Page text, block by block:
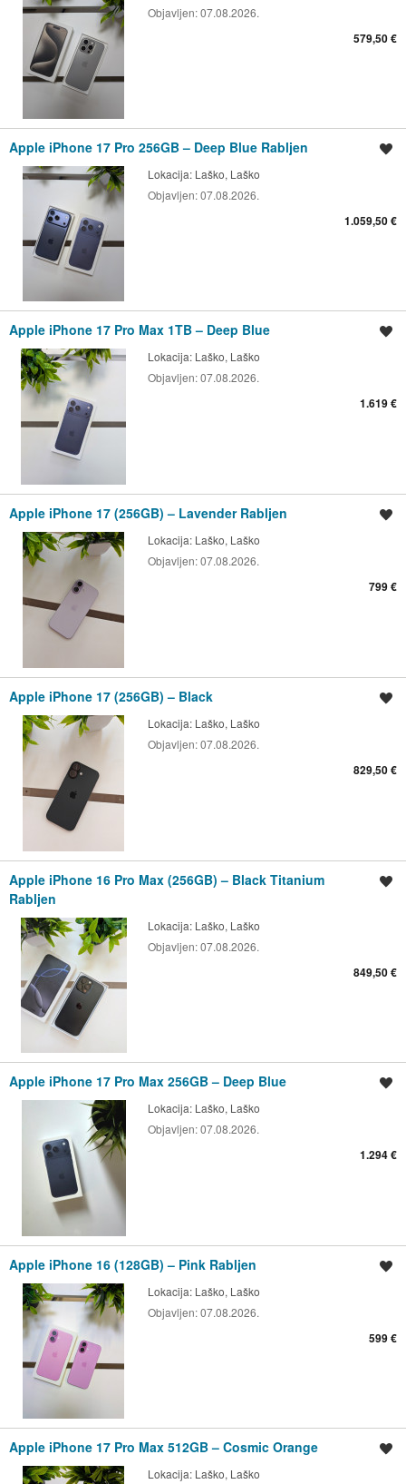
Objavljen:07.08.2026.
579,50 €
Apple iPhone 17 Pro 256GB – Deep Blue Rabljen
Lokacija: Laško, Laško
Objavljen:07.08.2026.
1.059,50 €
Apple iPhone 17 Pro Max 1TB – Deep Blue
Lokacija: Laško, Laško
Objavljen:07.08.2026.
1.619 €
Apple iPhone 17 (256GB) – Lavender Rabljen
Lokacija: Laško, Laško
Objavljen:07.08.2026.
799 €
Apple iPhone 17 (256GB) – Black
Lokacija: Laško, Laško
Objavljen:07.08.2026.
829,50 €
Apple iPhone 16 Pro Max (256GB) – Black Titanium
Rabljen
Lokacija: Laško, Laško
Objavljen:07.08.2026.
849,50 €
Apple iPhone 17 Pro Max 256GB – Deep Blue
Lokacija: Laško, Laško
Objavljen:07.08.2026.
1.294 €
Apple iPhone 16 (128GB) – Pink Rabljen
Lokacija: Laško, Laško
Objavljen:07.08.2026.
599 €
Apple iPhone 17 Pro Max 512GB – Cosmic Orange
Lokacija: Laško, Laško